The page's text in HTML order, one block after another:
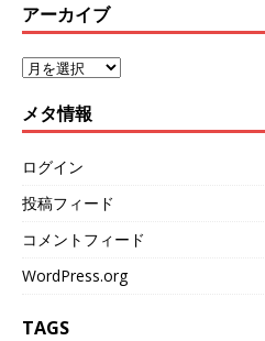
アーカイブ
メタ情報
ログイン
投稿フィード
コメントフィード
WordPress.org
TAGS